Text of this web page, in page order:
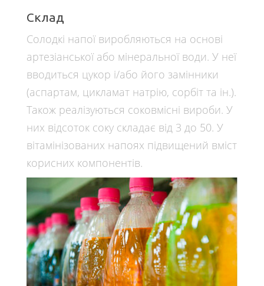
Склад
Солодкі напої виробляються на основі
артезіанської або мінеральної води. У неї
вводиться цукор і/або його замінники
(аспартам, цикламат натрію, сорбіт та ін.).
Також реалізуються соковмісні вироби. У
них відсоток соку складає від 3 до 50. У
вітамінізованих напоях підвищений вміст
корисних компонентів.